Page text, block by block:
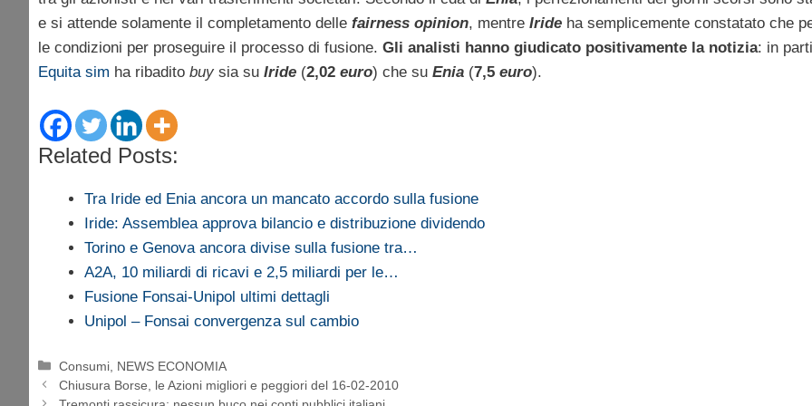
e si attende solamente il completamento delle fairness opinion, mentre Iride ha semplicemente constatato che
le condizioni per proseguire il processo di fusione. Gli analisti hanno giudicato positivamente la notizia: in
Equita sim ha ribadito buy sia su Iride (2,02 euro) che su Enia (7,5 euro).
Related Posts:
Tra Iride ed Enia ancora un mancato accordo sulla fusione
Iride: Assemblea approva bilancio e distribuzione dividendo
Torino e Genova ancora divise sulla fusione tra…
A2A, 10 miliardi di ricavi e 2,5 miliardi per le…
Fusione Fonsai-Unipol ultimi dettagli
Unipol – Fonsai convergenza sul cambio
Categorie
Consumi NEWS ECONOMIA
Chiusura Borse, le Azioni migliori e peggiori del 16-02-2010